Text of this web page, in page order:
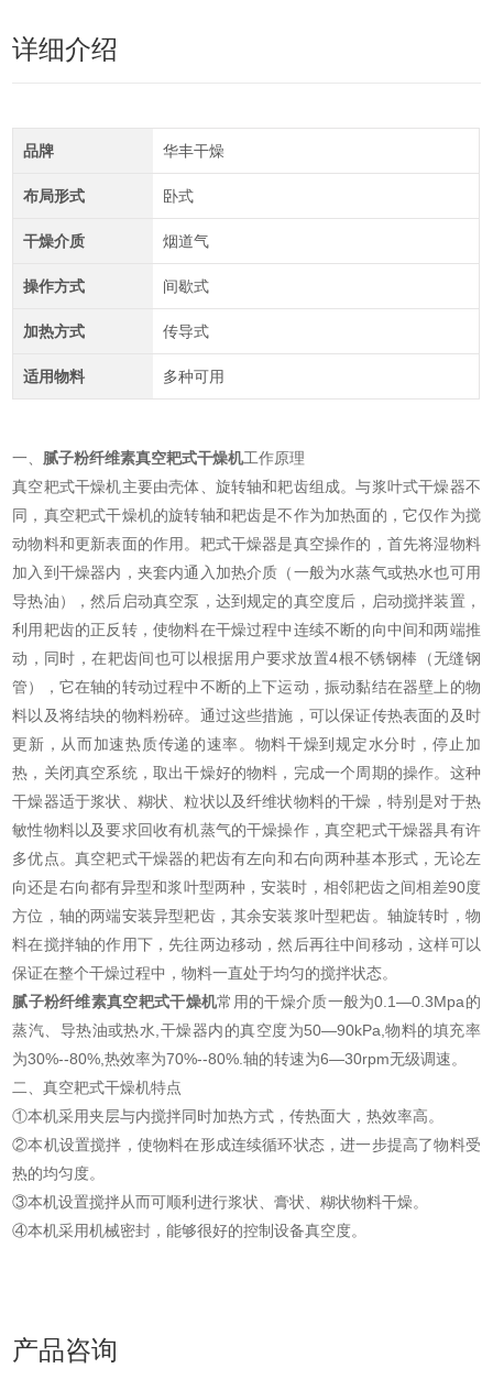
详细介绍
品牌 华丰干燥
布局形式 卧式
干燥介质 烟道气
操作方式 间歇式
加热方式 传导式
适用物料 多种可用
一、 腻子粉纤维素真空耙式干燥机工作原理
真空耙式干燥机主要由壳体、旋转轴和耙齿组成。与浆叶式干燥器不
同，真空耙式干燥机的旋转轴和耙齿是不作为加热面的，它仅作为搅
动物料和更新表面的作用。耙式干燥器是真空操作的，首先将湿物料
加入到干燥器内，夹套内通入加热介质（一般为水蒸气或热水也可用
导热油），然后启动真空泵，达到规定的真空度后，启动搅拌装置，
利用耙齿的正反转，使物料在干燥过程中连续不断的向中间和两端推
动，同时，在耙齿间也可以根据用户要求放置4根不锈钢棒（无缝钢
管），它在轴的转动过程中不断的上下运动，振动黏结在器壁上的物
料以及将结块的物料粉碎。通过这些措施，可以保证传热表面的及时
更新，从而加速热质传递的速率。物料干燥到规定水分时，停止加
热，关闭真空系统，取出干燥好的物料，完成一个周期的操作。这种
干燥器适于浆状、糊状、粒状以及纤维状物料的干燥，特别是对于热
敏性物料以及要求回收有机蒸气的干燥操作，真空耙式干燥器具有许
多优点。真空耙式干燥器的耙齿有左向和右向两种基本形式，无论左
向还是右向都有异型和浆叶型两种，安装时，相邻耙齿之间相差90度
方位，轴的两端安装异型耙齿，其余安装浆叶型耙齿。轴旋转时，物
料在搅拌轴的作用下，先往两边移动，然后再往中间移动，这样可以
保证在整个干燥过程中，物料一直处于均匀的搅拌状态。
腻子粉纤维素真空耙式干燥机常用的干燥介质一般为0.1—0.3Mpa的
蒸汽、导热油或热水,干燥器内的真空度为50—90kPa,物料的填充率
为30%--80%,热效率为70%--80%.轴的转速为6—30rpm无级调速。
二、真空耙式干燥机特点
①本机采用夹层与内搅拌同时加热方式，传热面大，热效率高。
②本机设置搅拌，使物料在形成连续循环状态，进一步提高了物料受
热的均匀度。
③本机设置搅拌从而可顺利进行浆状、膏状、糊状物料干燥。
④本机采用机械密封，能够很好的控制设备真空度。
产品咨询